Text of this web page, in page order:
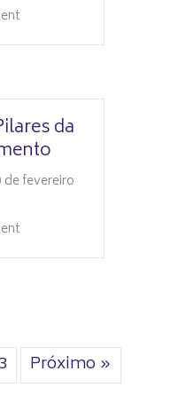
da
de fevereiro
3 Próximo »